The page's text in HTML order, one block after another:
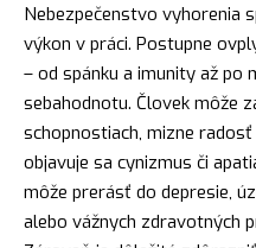
Nebezpečenstvo vyhorenia
výkon v práci. Postupne
– od spánku a imunity až po
sebahodnotu. Človek môže
schopnostiach, mizne
objavuje sa cynizmus či
môže prerásť do depresie,
alebo vážnych zdravotných